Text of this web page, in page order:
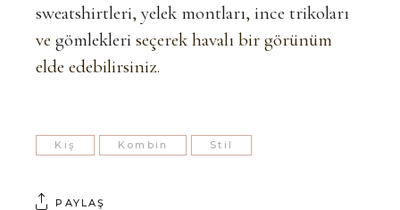
sweatshirtleri,yelek montları,ince trikoları
vegömlekleri seçerek havalı bir görünüm
elde edebilirsiniz.
Kış Kombin Stil
PAYLAŞ